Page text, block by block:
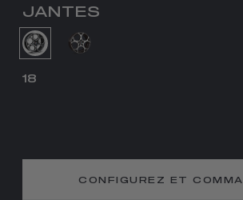
JANTES
18
CONFIGUREZ ET